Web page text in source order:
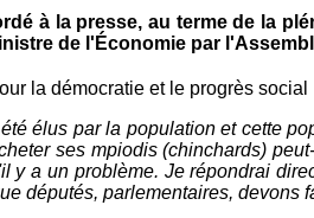
à la presse, au terme de la
de l'Économie par
la démocratie et le progrès
élus par la population et cette
ses mpiodis (chinchards)
y a un problème. Je répondrai
députés, parlementaires, devons